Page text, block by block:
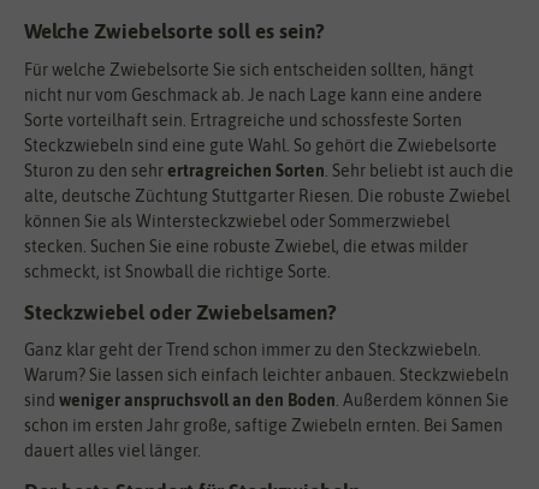
Welche Zwiebelsorte soll es sein?
Für welche Zwiebelsorte Sie sich entscheiden sollten, hängt
nicht nur vom Geschmack ab. Je nach Lage kann eine andere
Sorte vorteilhaft sein. Ertragreiche und schossfeste Sorten
Steckzwiebeln sind eine gute Wahl. So gehört die Zwiebelsorte
Sturon zu den sehrertragreichen Sorten . Sehr beliebt ist auch die
alte, deutsche Züchtung Stuttgarter Riesen. Die robuste Zwiebel
können Sie als Wintersteckzwiebel oder Sommerzwiebel
stecken. Suchen Sie eine robuste Zwiebel, die etwas milder
schmeckt, ist Snowball die richtige Sorte.
Steckzwiebel oder Zwiebelsamen?
Ganz klar geht der Trend schon immer zu den Steckzwiebeln.
Warum? Sie lassen sich einfach leichter anbauen. Steckzwiebeln
sind weniger anspruchsvoll an den Boden. Außerdem können Sie
schon im ersten Jahr große, saftige Zwiebeln ernten. Bei Samen
dauert alles viel länger.